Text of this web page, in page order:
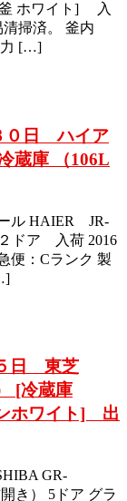
釜 ホワイト] 入
掃済。 釜内
力 […]
０日 ハイア
蔵庫 （106L
ル HAIER JR-
ドア 入荷 2016
便：Cランク 製
日 東芝
[冷蔵庫
ホワイト] 出
GR-
き） 5ドア グラ